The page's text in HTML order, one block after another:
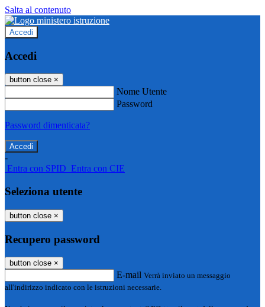
Salta al contenuto
Accedi
Accedi
button close ×
Nome Utente
Password
Password dimenticata?
-
Entra con SPID Entra con CIE
Seleziona utente
button close ×
Recupero password
button close ×
E-mail Verrà inviato un messaggio
all'indirizzo indicato con le istruzioni necessarie.